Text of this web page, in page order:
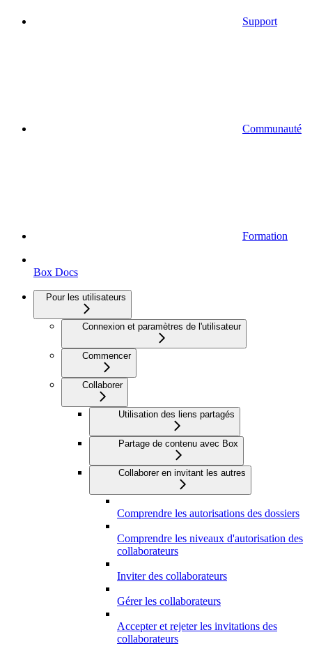
Support
Communauté
Formation
Box Docs
Pour les utilisateurs
Connexion et paramètres de l'utilisateur
Commencer
Collaborer
Utilisation des liens partagés
Partage de contenu avec Box
Collaborer en invitant les autres
Comprendre les autorisations des dossiers
Comprendre les niveaux d'autorisation des
collaborateurs
Inviter des collaborateurs
Gérer les collaborateurs
Accepter et rejeter les invitations des
collaborateurs